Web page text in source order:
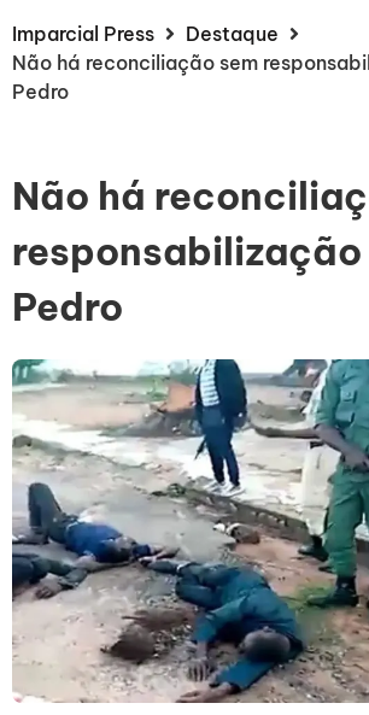
Imparcial Press
Destaque
Não há reconciliação sem
Pedro
Não há
Pedro